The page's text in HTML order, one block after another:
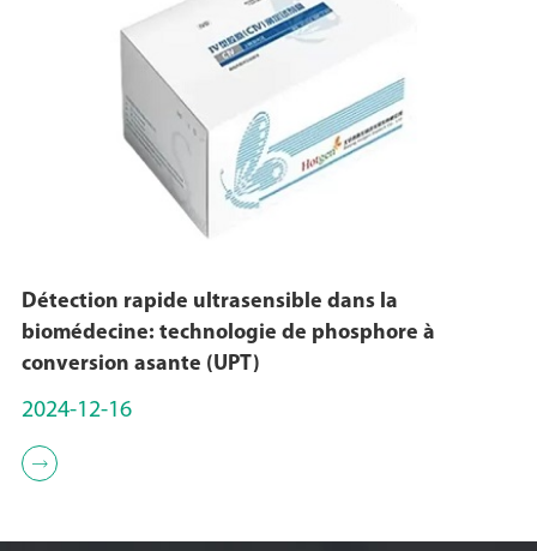
Détection rapide ultrasensible dans la
biomédecine: technologie de phosphore à
conversion asante (UPT)
2024-12-16
